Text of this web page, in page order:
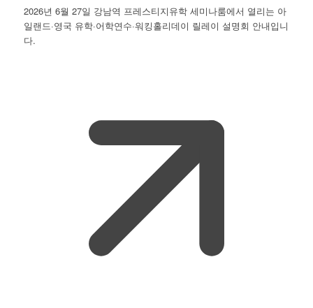
2026년 6월 27일 강남역 프레스티지유학 세미나룸에서 열리는 아
일랜드·영국 유학·어학연수·워킹홀리데이 릴레이 설명회 안내입니
다.